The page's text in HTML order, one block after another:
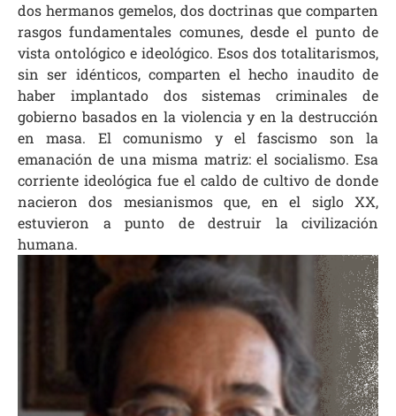
dos hermanos gemelos, dos doctrinas que comparten
rasgos fundamentales comunes, desde el punto de
vista ontológico e ideológico. Esos dos totalitarismos,
sin ser idénticos, comparten el hecho inaudito de
haber implantado dos sistemas criminales de
gobierno basados en la violencia y en la destrucción
en masa. El comunismo y el fascismo son la
emanación de una misma matriz: el socialismo. Esa
corriente ideológica fue el caldo de cultivo de donde
nacieron dos mesianismos que, en el siglo XX,
estuvieron a punto de destruir la civilización
humana.